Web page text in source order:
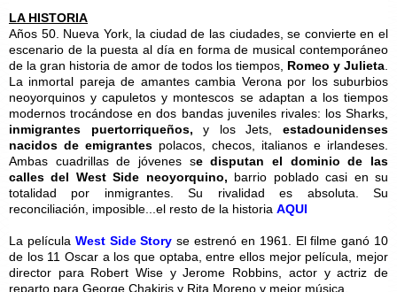
LA HISTORIA
Años 50. Nueva York, la ciudad de las ciudades, se convierte en el
escenario de la puesta al día en forma de musical contemporáneo
de la gran historia de amor de todos los tiempos, Romeo y Julieta
La inmortal pareja de amantes cambia Verona por los suburbios
neoyorquinos y capuletos y montescos se adaptan a los tiempos
modernos trocándose en dos bandas juveniles rivales: los Sharks,
inmigrantes puertorriqueños, y los Jets,estadounidenses
nacidos de emigrantes polacos, checos, italianos e irlandeses.
Ambas cuadrillas de jóvenes se disputan el dominio de las
calles del West Side neoyorquino, barrio poblado casi en su
totalidad por inmigrantes. Su rivalidad es absoluta. Su
reconciliación, imposible...el resto de la historia AQUI
La película West Side Story se estrenó en 1961
. El filme ganó 10
de los 11 Oscar a los que optaba, entre ellos mejor película, mejor
director para Robert Wise y Jerome Robbins, actor y actriz de
reparto para George Chakiris y Rita Moreno y mejor música.